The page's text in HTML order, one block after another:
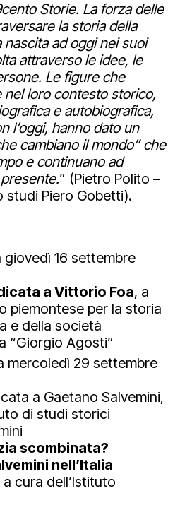
Storie. La forza delle
la storia della
nascita ad oggi nei suoi
attraverso le idee, le
Le figure che
nel loro contesto storico,
e autobiografica,
l’oggi, hanno dato un
cambiano il mondo” che
e continuano ad
” (Pietro Polito –
studi Piero Gobetti).
giovedì 16 settembre
a Vittorio Foa, a
piemontese per la storia
e della società
“Giorgio Agosti”
mercoledì 29 settembre
a Gaetano Salvemini,
di studi storici
scombinata?
nell’Italia
a cura dell’Istituto